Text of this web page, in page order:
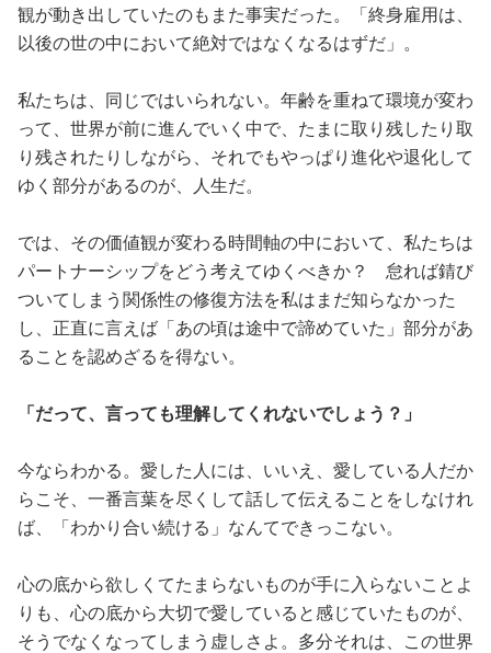
観が動き出していたのもまた事実だった。「終身雇用は、
以後の世の中において絶対ではなくなるはずだ」。
私たちは、同じではいられない。年齢を重ねて環境が変わ
って、世界が前に進んでいく中で、たまに取り残したり取
り残されたりしながら、それでもやっぱり進化や退化して
ゆく部分があるのが、人生だ。
では、その価値観が変わる時間軸の中において、私たちは
パートナーシップをどう考えてゆくべきか？ 怠れば錆び
ついてしまう関係性の修復方法を私はまだ知らなかった
し、正直に言えば「あの頃は途中で諦めていた」部分があ
ることを認めざるを得ない。
「だって、言っても理解してくれないでしょう？」
今ならわかる。愛した人には、いいえ、愛している人だか
らこそ、一番言葉を尽くして話して伝えることをしなけれ
ば、「わかり合い続ける」なんてできっこない。
心の底から欲しくてたまらないものが手に入らないことよ
りも、心の底から大切で愛していると感じていたものが、
そうでなくなってしまう虚しさよ。多分それは、この世界